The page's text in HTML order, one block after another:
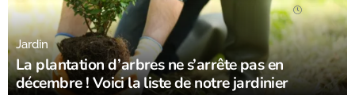
La plantation d’arbres ne s’arrête pas en
décembre ! Voici la liste de notre jardinier
Jardin